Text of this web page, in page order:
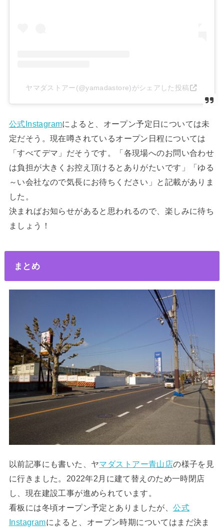
ヤマダストアー(@yamadastore)がシェアした投稿
公式Instagramによると、オープン予定日については未
定だそう。現在噂されているオープン日程については
「すべてデマ」だそうです。「各現場へのお問い合わせ
は負担が大きくお控え頂けるとありがたいです」「ゆる
～い会社なので気長にお待ちください」と記載がありま
した。
決まればお知らせがあると思われるので、楽しみに待ち
ましょう！
まとめ
以前記事にも書いた、ヤマダストアー青山店の様子を見
に行きました。2022年2月に建て替えのため一時閉店
し、現在建設工事が進められています。
看板には冬頃オープン予定とありましたが、公式
Instagramによると、オープン時期についてはまだ決ま